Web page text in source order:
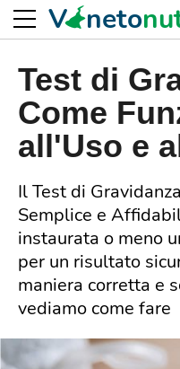
Test di
Come
all'Uso e
Il Test di
Semplice e
instaurata o meno
per un risultato
maniera corretta e
vediamo come fare
V neto